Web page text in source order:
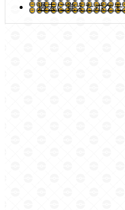
過去に覚えたポケモ